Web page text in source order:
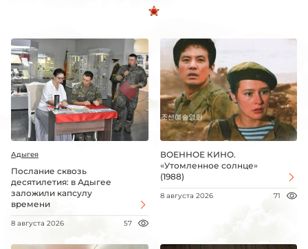
Адыгея
Послание сквозь
десятилетия: в Адыгее
заложили капсулу
времени
8 августа 2026 57
ВОЕННОЕ КИНО.
«Утомленное солнце»
(1988)
8 августа 2026 71